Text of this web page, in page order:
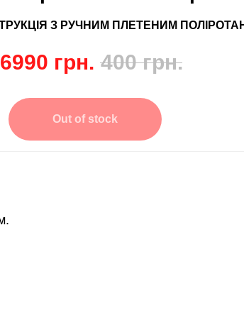
З РУЧНИМ ПЛЕТЕНИМ
грн. 400 грн.
Out of stock